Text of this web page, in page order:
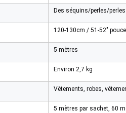
Des séquins/perles/perles
120-130cm / 51-52"
5 mètres
Environ 2,7 kg
Vêtements, robes,
5 mètres par sachet, 60